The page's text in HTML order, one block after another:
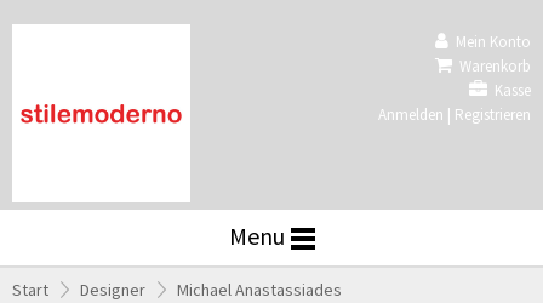
Mein Konto
Warenkorb
Kasse
Anmelden | Registrieren
Menu
Start » Designer » Michael Anastassiades